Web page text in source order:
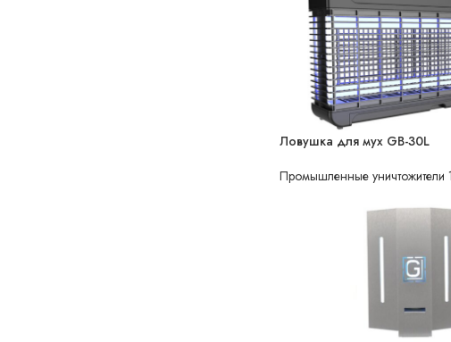
НЕТ В НАЛИЧИИ
Ловушка для мух GB-30L
Промышленные уничтожители